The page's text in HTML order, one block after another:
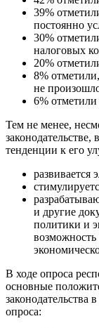
39%
постоянно
30%
налоговых
20%
8%
не
6%
Тем не менее,
законодательстве,
тенденции к его
развивается
и другие
политики и
возможность
В ходе опроса
основные
законодательства
опроса: